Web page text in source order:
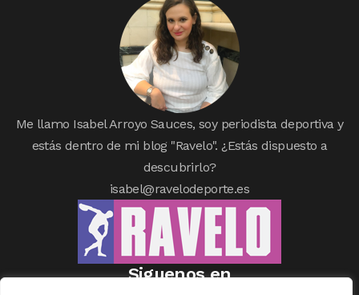
Me llamo Isabel Arroyo Sauces, soy periodista deportiva y
estás dentro de mi blog "Ravelo". ¿Estás dispuesto a
descubrirlo?
isabel@ravelodeporte.es
Siguenos en